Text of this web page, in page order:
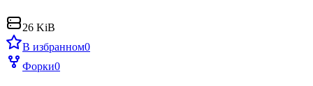
26 KiB
В избранном0
Форки0